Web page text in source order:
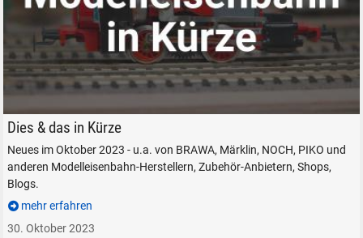
Modelleisenbahn Eisenbahn Kurznachrichten auf ATISBLOG.DE
Dies & das in Kürze
Neues im Oktober 2023 - u.a. von BRAWA, Märklin, NOCH, PIKO und
anderen Modelleisenbahn-Herstellern, Zubehör-Anbietern, Shops,
Blogs.
mehr erfahren
30. Oktober 2023